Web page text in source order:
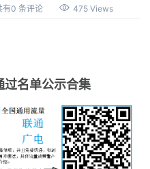
公示
有0 条评论 475 Views
名单公示合集